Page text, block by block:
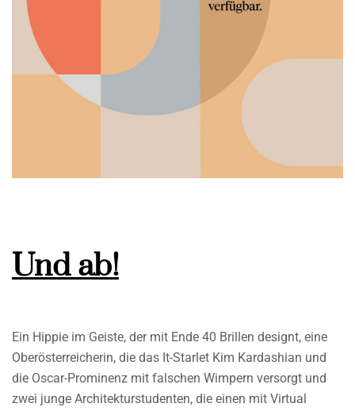
Und ab!
Ein Hippie im Geiste, der mit Ende 40 Brillen designt, eine
Oberösterreicherin, die das It-Starlet Kim Kardashian und
die Oscar-Prominenz mit falschen Wimpern versorgt und
zwei junge Architekturstudenten, die einen mit Virtual